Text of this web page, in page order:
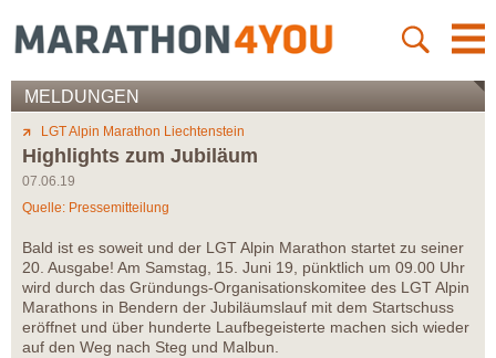
MELDUNGEN
LGT Alpin Marathon Liechtenstein
Highlights zum Jubiläum
07.06.19
Quelle: Pressemitteilung
Bald ist es soweit und der LGT Alpin Marathon startet zu seiner
20. Ausgabe! Am Samstag, 15. Juni 19, pünktlich um 09.00 Uhr
wird durch das Gründungs-Organisationskomitee des LGT Alpin
Marathons in Bendern der Jubiläumslauf mit dem Startschuss
eröffnet und über hunderte Laufbegeisterte machen sich wieder
auf den Weg nach Steg und Malbun.